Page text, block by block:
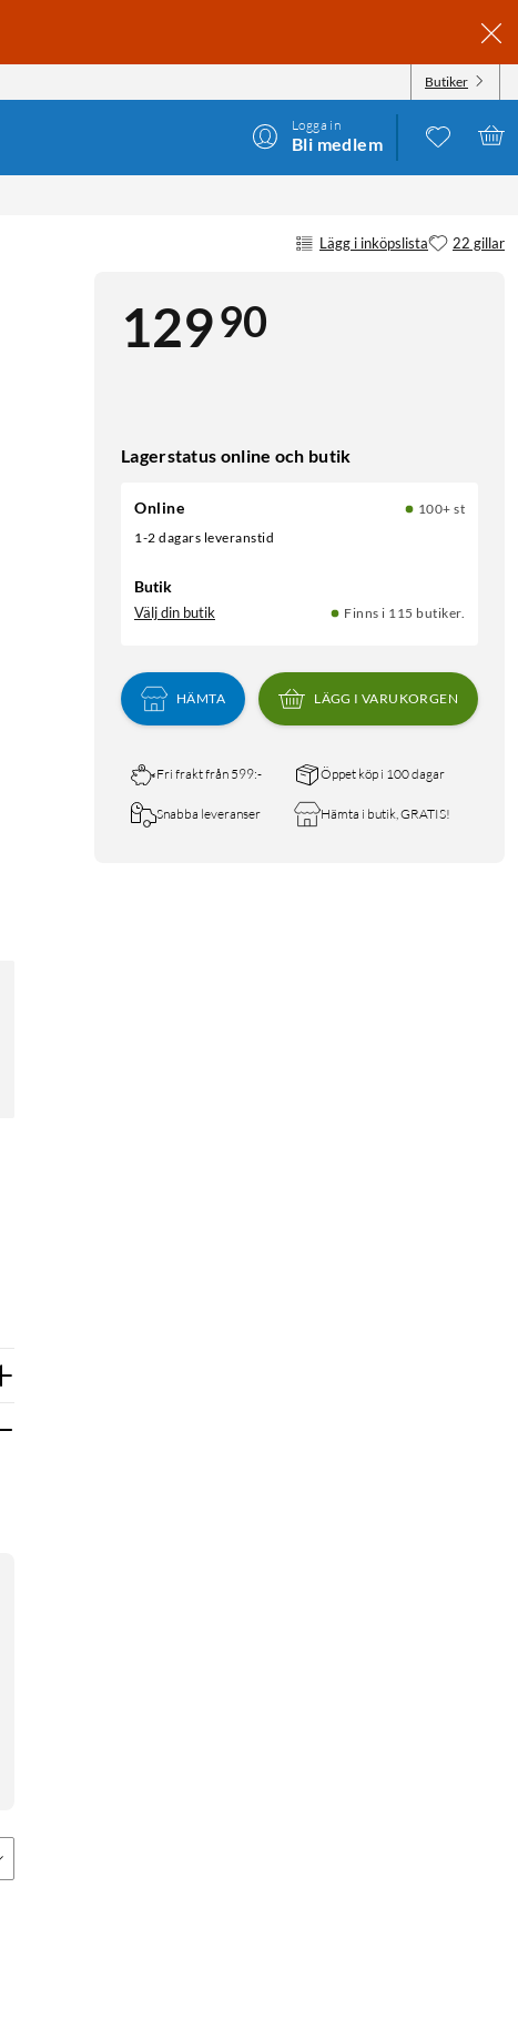
Butiker
Logga in
Bli medlem
Lägg i inköpslista 22 gillar
12990
Lagerstatus online och butik
Online
100+ st
1-2 dagars leveranstid
Butik
Välj din butik Finns i 115 butiker.
HÄMTA LÄGG I VARUKORGEN
Fri frakt från 599:- Öppet köp i 100 dagar
Snabba leveranser Hämta i butik, GRATIS!